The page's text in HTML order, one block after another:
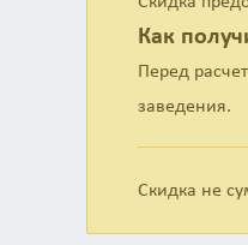
мойка
удаление
удаление
полировка
вариант для
Как
Перед
заведения.
Скидка не